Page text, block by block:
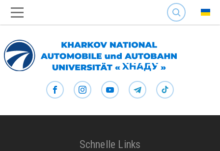
SEARCH
Schnelle Links